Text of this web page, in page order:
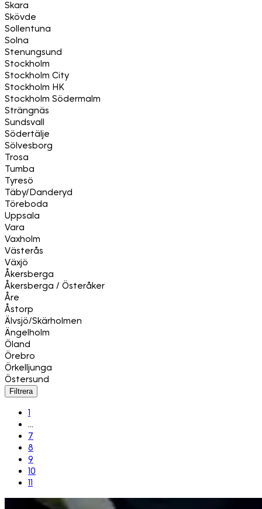
Skara
Skövde
Sollentuna
Solna
Stenungsund
Stockholm
Stockholm City
Stockholm HK
Stockholm Södermalm
Strängnäs
Sundsvall
Södertälje
Sölvesborg
Trosa
Tumba
Tyresö
Täby/Danderyd
Töreboda
Uppsala
Vara
Vaxholm
Västerås
Växjö
Åkersberga
Åkersberga / Österåker
Åre
Åstorp
Älvsjö/Skärholmen
Ängelholm
Öland
Örebro
Örkelljunga
Östersund
Filtrera
1
...
7
8
9
10
11